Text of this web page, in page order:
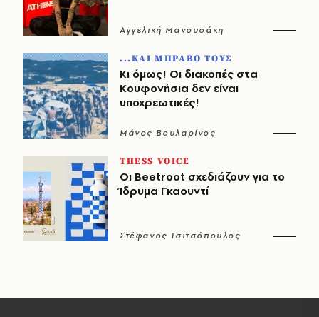
Αγγελική Μανουσάκη
...ΚΑΙ ΜΠΡΑΒΟ ΤΟΥΣ
Κι όμως! Οι διακοπές στα
Κουφονήσια δεν είναι
υποχρεωτικές!
Μάνος Βουλαρίνος
THESS VOICE
Οι Beetroot σχεδιάζουν για το
Ίδρυμα Γκαουντί
Στέφανος Τσιτσόπουλος